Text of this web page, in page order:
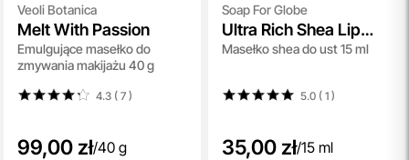
Veoli Botanica
Melt With Passion
Emulgujące masełko do
zmywania makijażu 40 g
4.3 ( 7)
99,00 zł/40 g
Soap For Globe
Ultra Rich Shea Lip
Butter
Masełko shea do ust 15 ml
5.0 ( 1)
35,00 zł/15 ml